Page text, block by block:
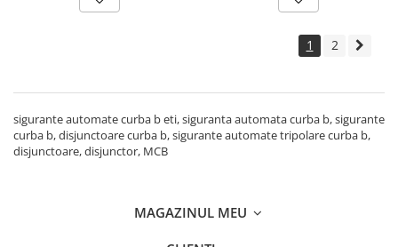
1 2
sigurante automate curba b eti, siguranta automata curba b, sigurante
curba b, disjunctoare curba b, sigurante automate tripolare curba b,
disjunctoare, disjunctor, MCB
MAGAZINUL MEU